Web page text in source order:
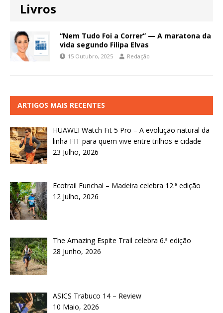
Livros
“Nem Tudo Foi a Correr” — A maratona da
vida segundo Filipa Elvas
15 Outubro, 2025 Redação
ARTIGOS MAIS RECENTES
HUAWEI Watch Fit 5 Pro – A evolução natural da
linha FIT para quem vive entre trilhos e cidade
23 Julho, 2026
Ecotrail Funchal – Madeira celebra 12.ª edição
12 Julho, 2026
The Amazing Espite Trail celebra 6.ª edição
28 Junho, 2026
ASICS Trabuco 14 – Review
10 Maio, 2026